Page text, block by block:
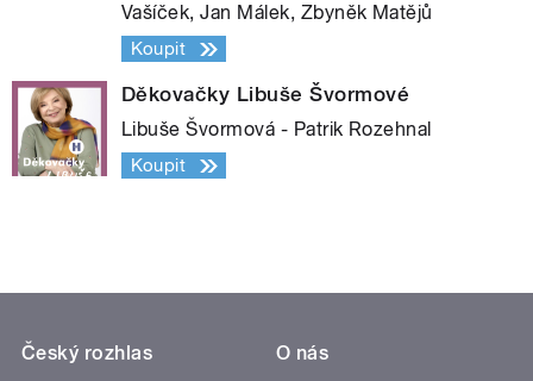
Vašíček, Jan Málek, Zbyněk Matějů
Koupit
Děkovačky Libuše Švormové
Libuše Švormová - Patrik Rozehnal
Koupit
Český rozhlas
O nás